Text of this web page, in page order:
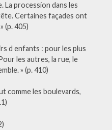
La procession dans les
Certaines façades ont
(p. 405)
d enfants : pour les plus
les autres, la rue, le
» (p. 410)
comme les boulevards,